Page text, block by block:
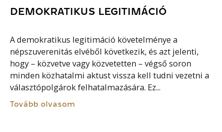
DEMOKRATIKUS LEGITIMÁCIÓ
A demokratikus legitimáció követelménye a
népszuverenitás elvéből következik, és azt jelenti,
hogy – közvetve vagy közvetetten – végső soron
minden közhatalmi aktust vissza kell tudni vezetni a
választópolgárok felhatalmazására. Ez...
Tovább olvasom